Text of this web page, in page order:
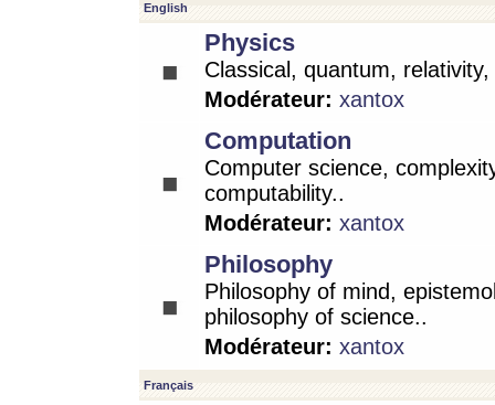
English
Physics
Classical, quantum,
Modérateur: xantox
Computation
Computer science,
computability..
Modérateur: xantox
Philosophy
Philosophy of mind,
philosophy of science..
Modérateur: xantox
Français